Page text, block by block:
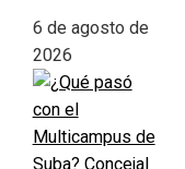
6 de agosto de
2026